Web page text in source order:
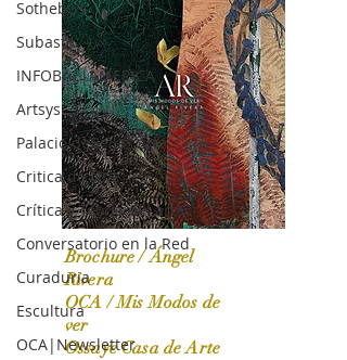
Sotheby's
Subasta
INFOBAE|AMERICA
Artsys
Palacio deBellas arte
Critica de cine
Crítica y Teoría del arte
Conversatorio en la Red
Curaduria
Escultura
OCA|Newsletter
OCA|News 31 / Marzo-Abril / 2024
Brochure / Ángel
Rivera
OCA / Mis Modos de
ver
Ossaye Casa de Arte